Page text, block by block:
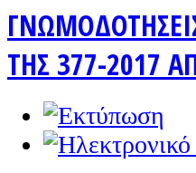
ΤΗΣ 377-2017